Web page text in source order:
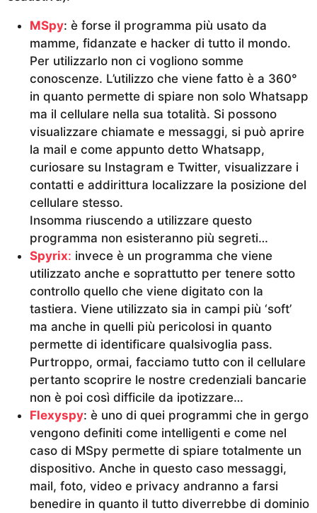
MSpy: è forse il programma più usato da
mamme, fidanzate e hacker di tutto il mondo.
Per utilizzarlo non ci vogliono somme
conoscenze. L’utilizzo che viene fatto è a 360°
in quanto permette di spiare non solo Whatsapp
ma il cellulare nella sua totalità. Si possono
visualizzare chiamate e messaggi, si può aprire
la mail e come appunto detto Whatsapp,
curiosare su Instagram e Twitter, visualizzare i
contatti e addirittura localizzare la posizione del
cellulare stesso.
Insomma riuscendo a utilizzare questo
programma non esisteranno più segreti…
Spyrix: invece è un programma che viene
utilizzato anche e soprattutto per tenere sotto
controllo quello che viene digitato con la
tastiera. Viene utilizzato sia in campi più ‘soft’
ma anche in quelli più pericolosi in quanto
permette di identificare qualsivoglia pass.
Purtroppo, ormai, facciamo tutto con il cellulare
pertanto scoprire le nostre credenziali bancarie
non è poi così difficile da ipotizzare…
Flexyspy: è uno di quei programmi che in gergo
vengono definiti come intelligenti e come nel
caso di MSpy permette di spiare totalmente un
dispositivo. Anche in questo caso messaggi,
mail, foto, video e privacy andranno a farsi
benedire in quanto il tutto diverrebbe di dominio